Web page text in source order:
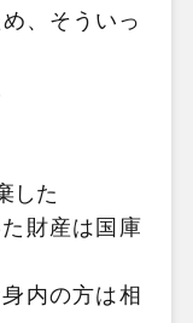
、 そういっ
た
財産は国庫
内の方は相